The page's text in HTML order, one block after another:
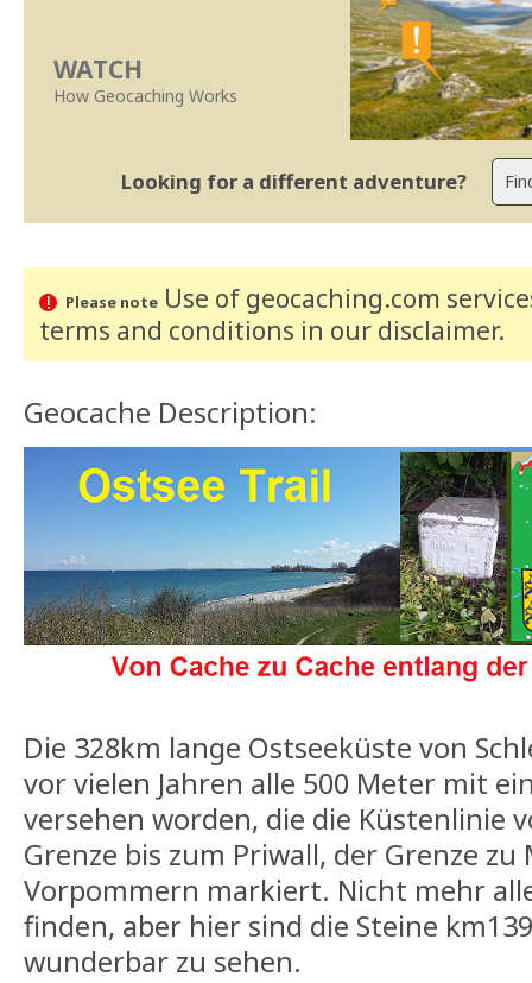
WATCH
How Geocaching Works
Looking for a different adventure?
Please noteUse of geocaching.com
terms and conditions in our disclaimer.
Geocache Description:
Die 328km lange Ostseeküste von
vor vielen Jahren alle 500 Meter mit
versehen worden, die die Küstenlinie
Grenze bis zum Priwall, der Grenze
Vorpommern markiert. Nicht mehr
finden, aber hier sind die Steine
wunderbar zu sehen.